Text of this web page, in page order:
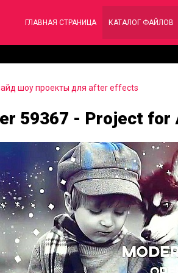
ГЛАВНАЯ СТРАНИЦА КАТАЛОГ ФАЙЛОВ
шоу проекты для after effects
59367 - Project